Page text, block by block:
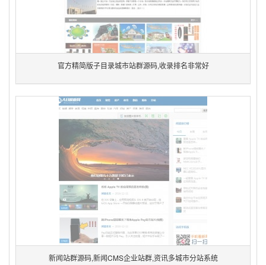
官方精简版子目录城市站群源码,收录排名非常好
新闻站群源码,新闻CMS企业站群,资讯多城市分站系统